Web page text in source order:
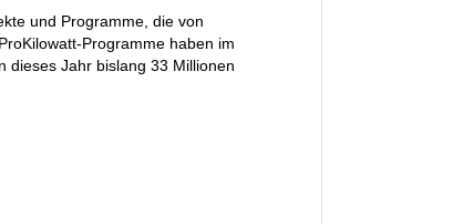
und Programme, die von
Programme haben im
dieses Jahr bislang 33 Millionen